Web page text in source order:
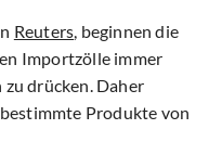
Reuters, beginnen die
Importzölle immer
drücken. Daher
Produkte von